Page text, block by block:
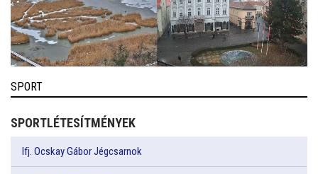
SPORT
SPORTLÉTESÍTMÉNYEK
Ifj. Ocskay Gábor Jégcsarnok